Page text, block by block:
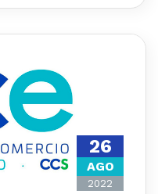
26
AGO
2022